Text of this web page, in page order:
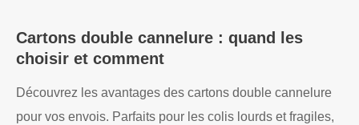
Cartons double cannelure : quand les
choisir et comment
Découvrez les avantages des cartons double cannelure
pour vos envois. Parfaits pour les colis lourds et fragiles,